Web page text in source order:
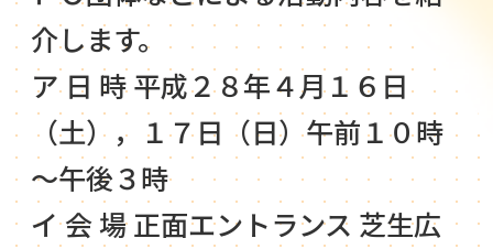
介します。
ア 日 時 平成２８年４月１６日
（土），１７日（日）午前１０時
～午後３時
イ 会 場 正面エントランス 芝生広